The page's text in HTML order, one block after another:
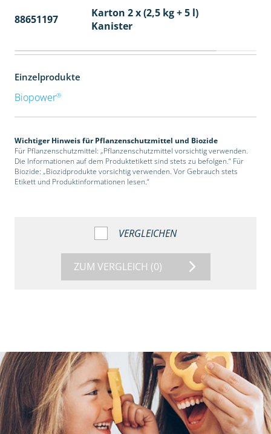
88651197
Karton 2 x (2,5 kg + 5 l)
Kanister
Einzelprodukte
Biopower®
Wichtiger Hinweis für Pflanzenschutzmittel und Biozide
Für Pflanzenschutzmittel: „Pflanzenschutzmittel vorsichtig verwenden.
Die Informationen auf dem Produktetikett sind stets zu befolgen.“ Für
Biozide: „Biozidprodukte vorsichtig verwenden. Vor Gebrauch stets
Etikett und Produktinformationen lesen.“
VERGLEICHEN
ZUM VERGLEICH (0)